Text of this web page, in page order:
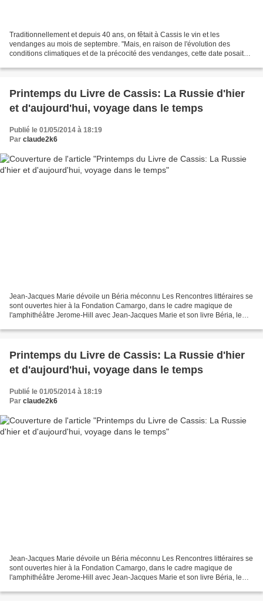
Traditionnellement et depuis 40 ans, on fêtait à Cassis le vin et les
vendanges au mois de septembre. "Mais, en raison de l'évolution des
conditions climatiques et de la précocité des vendanges, cette date posait
Printemps du Livre de Cassis: La Russie d'hier
et d'aujourd'hui, voyage dans le temps
Publié le 01/05/2014 à 18:19
Par claude2k6
Jean-Jacques Marie dévoile un Béria méconnu Les Rencontres littéraires se
sont ouvertes hier à la Fondation Camargo, dans le cadre magique de
l'amphithéâtre Jerome-Hill avec Jean-Jacques Marie et son livre Béria, le
Printemps du Livre de Cassis: La Russie d'hier
et d'aujourd'hui, voyage dans le temps
Publié le 01/05/2014 à 18:19
Par claude2k6
Jean-Jacques Marie dévoile un Béria méconnu Les Rencontres littéraires se
sont ouvertes hier à la Fondation Camargo, dans le cadre magique de
l'amphithéâtre Jerome-Hill avec Jean-Jacques Marie et son livre Béria, le